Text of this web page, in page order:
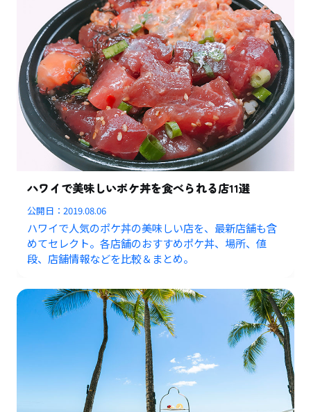
ハワイで美味しいポケ丼を食べられる店11選
公開日：2019.08.06
ハワイで人気のポケ丼の美味しい店を、最新店舗も含
めてセレクト。各店舗のおすすめポケ丼、場所、値
段、店舗情報などを比較＆まとめ。